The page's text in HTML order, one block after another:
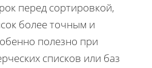
перед сортировкой,
более точным и
полезно при
списков или баз